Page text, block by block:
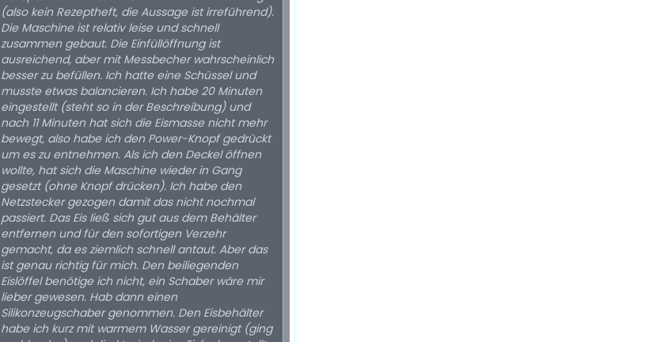
(also kein Rezeptheft, die Aussage ist irreführend).
Die Maschine ist relativ leise und schnell
zusammen gebaut. Die Einfüllöffnung ist
ausreichend, aber mit Messbecher wahrscheinlich
besser zu befüllen. Ich hatte eine Schüssel und
musste etwas balancieren. Ich habe 20 Minuten
eingestellt (steht so in der Beschreibung) und
nach 11 Minuten hat sich die Eismasse nicht mehr
bewegt, also habe ich den Power-Knopf gedrückt
um es zu entnehmen. Als ich den Deckel öffnen
wollte, hat sich die Maschine wieder in Gang
gesetzt (ohne Knopf drücken). Ich habe den
Netzstecker gezogen damit das nicht nochmal
passiert. Das Eis ließ sich gut aus dem Behälter
entfernen und für den sofortigen Verzehr
gemacht, da es ziemlich schnell antaut. Aber das
ist genau richtig für mich. Den beiliegenden
Eislöffel benötige ich nicht, ein Schaber wäre mir
lieber gewesen. Hab dann einen
Silikonzeugschaber genommen. Den Eisbehälter
habe ich kurz mit warmem Wasser gereinigt (ging